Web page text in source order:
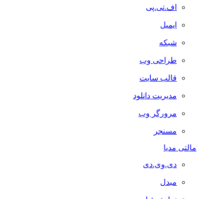
اف.تی.پی
ایمیل
شبکه
طراحی وب
قالب سایت
مدیریت دانلود
مرورگر وب
مسنجر
مالتی مدیا
دی.وی.دی
مبدل